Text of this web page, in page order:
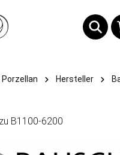
Porzellan Hersteller
B1100-6200